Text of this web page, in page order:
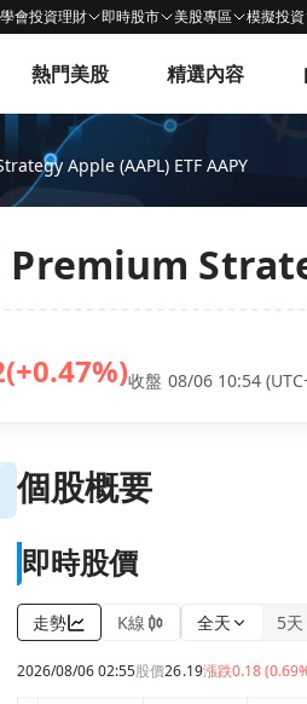
會投資理財 即時股市 美股專區 模擬投資
熱門美股 精選內容
Apple (AAPL) ETF AAPY
(+0.47%)收盤 08/06 10:54
個股概要
即時股價
走勢 K線 全天 5天
2026/08/06 02:55股價26.19漲跌0.18